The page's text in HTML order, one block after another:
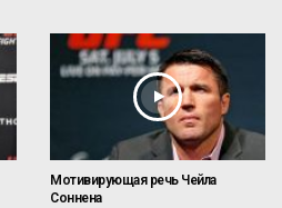
Мотивирующая речь Чейла
Соннена